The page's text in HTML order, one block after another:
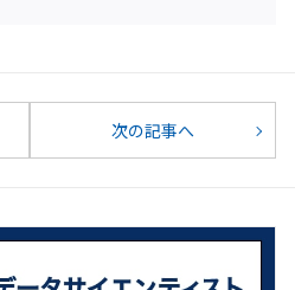
次の記事へ